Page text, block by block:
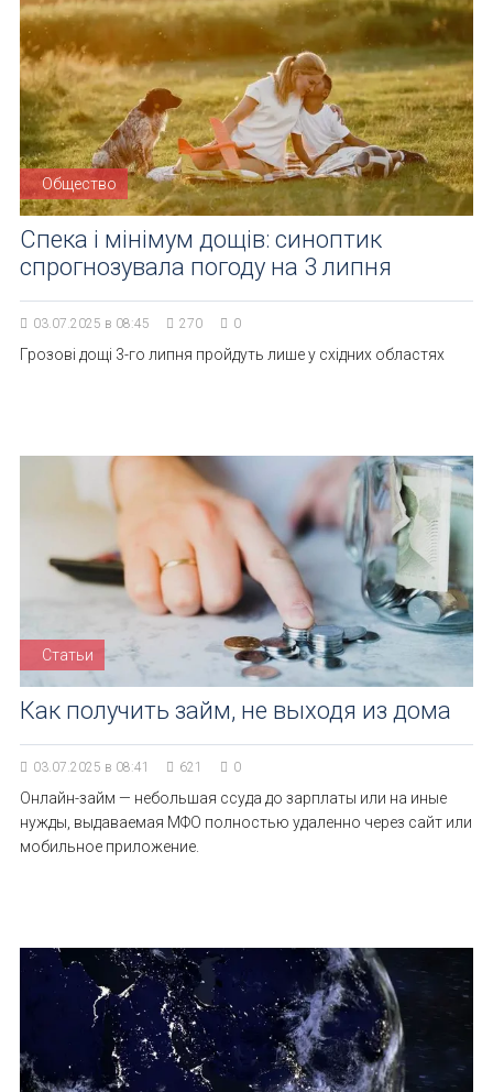
Общество
Спека і мінімум дощів: синоптик
спрогнозувала погоду на 3 липня
03.07.2025 в 08:45 270 0
Грозові дощі 3-го липня пройдуть лише у східних областях
Статьи
Как получить займ, не выходя из дома
03.07.2025 в 08:41 621 0
Онлайн-займ — небольшая ссуда до зарплаты или на иные
нужды, выдаваемая МФО полностью удаленно через сайт или
мобильное приложение.